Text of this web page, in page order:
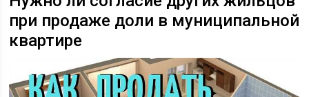
при продаже доли в муниципальной
квартире